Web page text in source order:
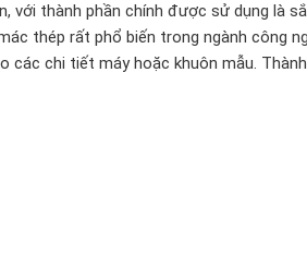
với thành phần chính được sử dụng là
thép rất phổ biến trong ngành công
chi tiết máy hoặc khuôn mẫu.